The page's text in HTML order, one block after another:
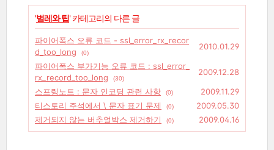
'벌레와 팁' 카테고리의 다른 글
파이어폭스 오류 코드 - ssl_error_rx_recor
d_too_long
(0)
2010.01.29
파이어폭스 부가기능 오류 코드 : ssl_error_
rx_record_too_long
(30)
2009.12.28
스프링노트 : 문자 인코딩 관련 사항
(0)
2009.11.29
티스토리 주석에서 \ 문자 표기 문제
(0)
2009.05.30
제거되지 않는 버추얼박스 제거하기
(0) 2009.04.16